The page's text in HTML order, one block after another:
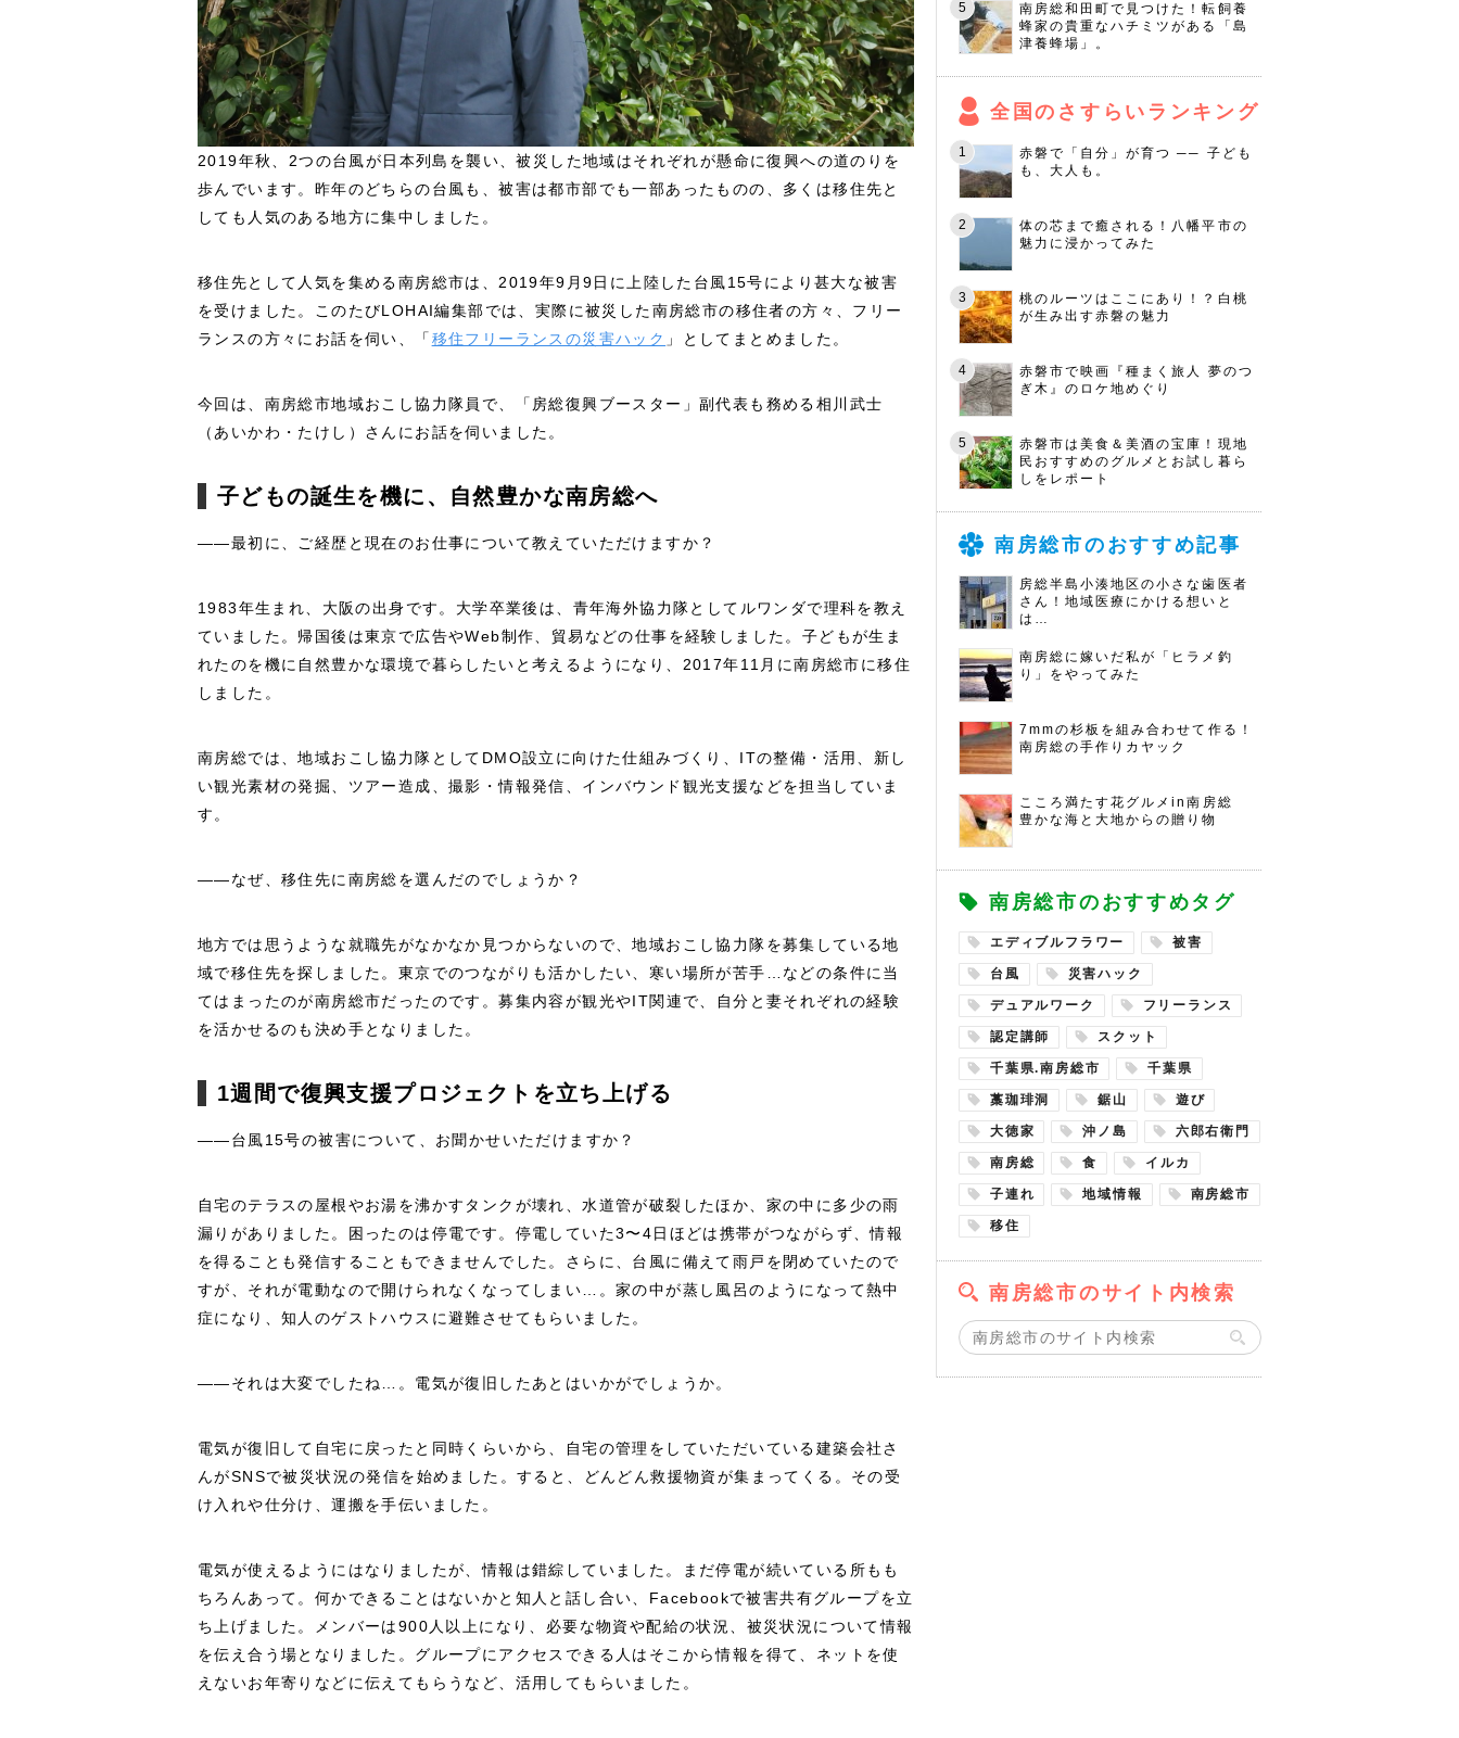
2019年秋、2つの台風が日本列島を襲い、被災した地域はそれぞれが懸命に復興への道のりを
歩んでいます。昨年のどちらの台風も、被害は都市部でも一部あったものの、多くは移住先と
しても人気のある地方に集中しました。
移住先として人気を集める南房総市は、2019年9月9日に上陸した台風15号により甚大な被害
を受けました。このたびLOHAI編集部では、実際に被災した南房総市の移住者の方々、フリー
ランスの方々にお話を伺い、「 移住フリーランスの災害ハック 」としてまとめました。
今回は、南房総市地域おこし協力隊員で、「房総復興ブースター」副代表も務める相川武士
（あいかわ・たけし）さんにお話を伺いました。
子どもの誕生を機に、自然豊かな南房総へ
――最初に、ご経歴と現在のお仕事について教えていただけますか？
1983年生まれ、大阪の出身です。大学卒業後は、青年海外協力隊としてルワンダで理科を教え
ていました。帰国後は東京で広告やWeb制作、貿易などの仕事を経験しました。子どもが生ま
れたのを機に自然豊かな環境で暮らしたいと考えるようになり、2017年11月に南房総市に移住
しました。
南房総では、地域おこし協力隊としてDMO設立に向けた仕組みづくり、ITの整備・活用、新し
い観光素材の発掘、ツアー造成、撮影・情報発信、インバウンド観光支援などを担当していま
す。
――なぜ、移住先に南房総を選んだのでしょうか？
地方では思うような就職先がなかなか見つからないので、地域おこし協力隊を募集している地
域で移住先を探しました。東京でのつながりも活かしたい、寒い場所が苦手…などの条件に当
てはまったのが南房総市だったのです。募集内容が観光やIT関連で、自分と妻それぞれの経験
を活かせるのも決め手となりました。
1週間で復興支援プロジェクトを立ち上げる
――台風15号の被害について、お聞かせいただけますか？
自宅のテラスの屋根やお湯を沸かすタンクが壊れ、水道管が破裂したほか、家の中に多少の雨
漏りがありました。困ったのは停電です。停電していた3〜4日ほどは携帯がつながらず、情報
を得ることも発信することもできませんでした。さらに、台風に備えて雨戸を閉めていたので
すが、それが電動なので開けられなくなってしまい…。家の中が蒸し風呂のようになって熱中
症になり、知人のゲストハウスに避難させてもらいました。
――それは大変でしたね…。電気が復旧したあとはいかがでしょうか。
電気が復旧して自宅に戻ったと同時くらいから、自宅の管理をしていただいている建築会社さ
んがSNSで被災状況の発信を始めました。すると、どんどん救援物資が集まってくる。その受
け入れや仕分け、運搬を手伝いました。
電気が使えるようにはなりましたが、情報は錯綜していました。まだ停電が続いている所もも
ちろんあって。何かできることはないかと知人と話し合い、Facebookで被害共有グループを立
ち上げました。メンバーは900人以上になり、必要な物資や配給の状況、被災状況について情報
を伝え合う場となりました。グループにアクセスできる人はそこから情報を得て、ネットを使
えないお年寄りなどに伝えてもらうなど、活用してもらいました。
南房総和田町で見つけた！転飼養
蜂家の貴重なハチミツがある「島
津養蜂場」。
全国のさすらいランキング
赤磐で「自分」が育つ ── 子ども
も、大人も。
体の芯まで癒される！八幡平市の
魅力に浸かってみた
桃のルーツはここにあり！？白桃
が生み出す赤磐の魅力
赤磐市で映画『種まく旅人 夢のつ
ぎ木』のロケ地めぐり
赤磐市は美食＆美酒の宝庫！現地
民おすすめのグルメとお試し暮ら
しをレポート
南房総市のおすすめ記事
房総半島小湊地区の小さな歯医者
さん！地域医療にかける想いと
は…
南房総に嫁いだ私が「ヒラメ釣
り」をやってみた
7mmの杉板を組み合わせて作る！
南房総の手作りカヤック
こころ満たす花グルメin南房総
豊かな海と大地からの贈り物
南房総市のおすすめタグ
エディブルフラワー 被害
台風 災害ハック
デュアルワーク フリーランス
認定講師 スクット
千葉県.南房総市 千葉県
藁珈琲洞 鋸山 遊び
大徳家 沖ノ島 六郎右衛門
南房総 食 イルカ
子連れ 地域情報 南房総市
移住
南房総市のサイト内検索